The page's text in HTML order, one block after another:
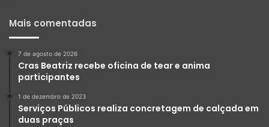
Mais comentadas
7 de agosto de 2026
Cras Beatriz recebe oficina de tear e anima
participantes
1 de dezembro de 2023
Serviços Públicos realiza concretagem de calçada em
duas praças